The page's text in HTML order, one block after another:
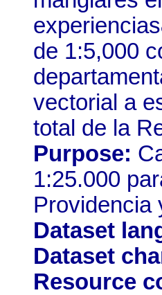
de 1:5,000
vectorial a
total de la
Purpose:
1:25.000
Providencia
Dataset
Dataset
Resource